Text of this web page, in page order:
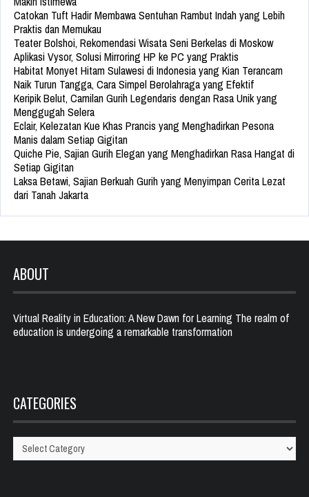
Catokan Tuft Hadir Membawa Sentuhan Rambut Indah yang Lebih
Praktis dan Memukau
Teater Bolshoi, Rekomendasi Wisata Seni Berkelas di Moskow
Aplikasi Vysor, Solusi Mirroring HP ke PC yang Praktis
Habitat Monyet Hitam Sulawesi di Indonesia yang Kian Terancam
Naik Turun Tangga, Cara Simpel Berolahraga yang Efektif
Keripik Belut, Camilan Gurih Legendaris dengan Rasa Unik yang
Menggugah Selera
Eclair, Kelezatan Kue Khas Prancis yang Menghadirkan Pesona
Manis dalam Setiap Gigitan
Quiche Pie, Sajian Gurih Elegan yang Menghadirkan Rasa Hangat di
Setiap Gigitan
Laksa Betawi, Sajian Berkuah Gurih yang Menyimpan Cerita Lezat
dari Tanah Jakarta
ABOUT
Virtual Reality in Education: A New Dawn for Learning The realm of
education is undergoing a remarkable transformation
CATEGORIES
Categories